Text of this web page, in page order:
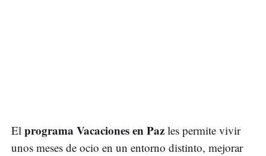
El programa Vacaciones en Paz les permite vivir
unos meses de ocio en un entorno distinto, mejorar